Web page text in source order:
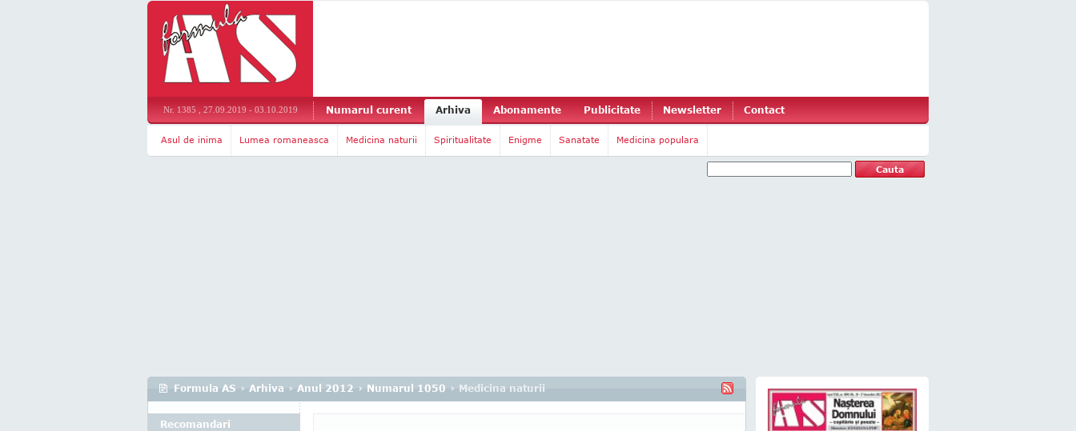
Nr. 1385 , 27.09.2019 - 03.10.2019 Numarul curent Arhiva Abonamente Publicitate Newsletter Contact
Asul de inima Lumea romaneasca Medicina naturii Spiritualitate Enigme Sanatate Medicina populara
Formula AS › Arhiva › Anul 2012 › Numarul 1050 › Medicina naturii
Recomandari